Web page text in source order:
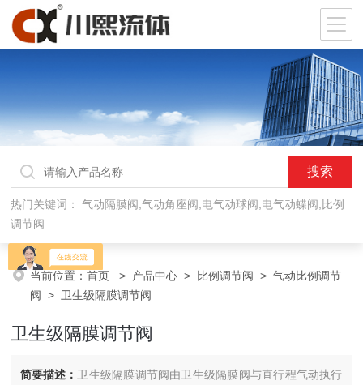
热门关键词：气动隔膜阀,气动角座阀,电气动球阀,电气动蝶阀,比例
调节阀
当前位置：首页 > 产品中心 > 比例调节阀 >气动比例调节
阀 > 卫生级隔膜调节阀
卫生级隔膜调节阀
简要描述： 卫生级隔膜调节阀由卫生级隔膜阀与直行程气动执行